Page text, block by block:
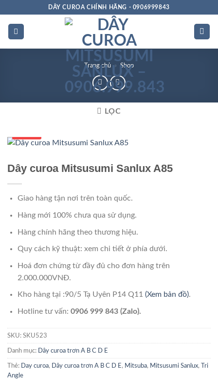
dung
DÂY CUROA CHÍNH HÃNG - 0906999843
Trang chủ » Shop
LỌC
Dây curoa Mitsusumi Sanlux A85
Giao hàng tận nơi trên toàn quốc.
Hàng mới 100% chưa qua sử dụng.
Hàng chính hãng theo thương hiệu.
Quy cách kỹ thuật: xem chi tiết ở phía dưới.
Hoá đơn chứng từ đầy đủ cho đơn hàng trên
2.000.000VNĐ.
Kho hàng tại :90/5 Tạ Uyên P14 Q11 (Xem bản đồ).
Hotline tư vấn: 0906 999 843 (Zalo).
SKU: SKU523
Danh mục: Dây curoa trơn A B C D E
Thẻ: Day curoa, Dây curoa trơn A B C D E , Mitsuba, Mitsusumi Sanlux,
Tri
Angle